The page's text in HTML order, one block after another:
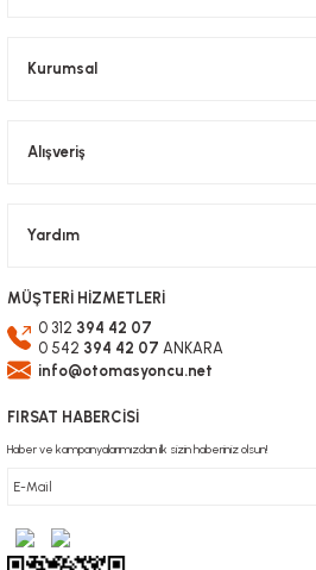
Kurumsal
Alışveriş
Yardım
MÜŞTERİ HİZMETLERİ
0 312 394 42 07
0 542 394 42 07 ANKARA
info@otomasyoncu.net
FIRSAT HABERCİSİ
Haber ve kampanyalarımızdan ilk sizin haberiniz olsun!